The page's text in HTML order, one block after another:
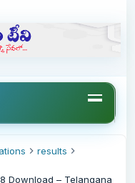
results
Download – Telangana